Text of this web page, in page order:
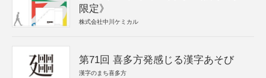
限定》
株式会社中川ケミカル
第71回 喜多方発感じる漢字あそび
漢字のまち喜多方